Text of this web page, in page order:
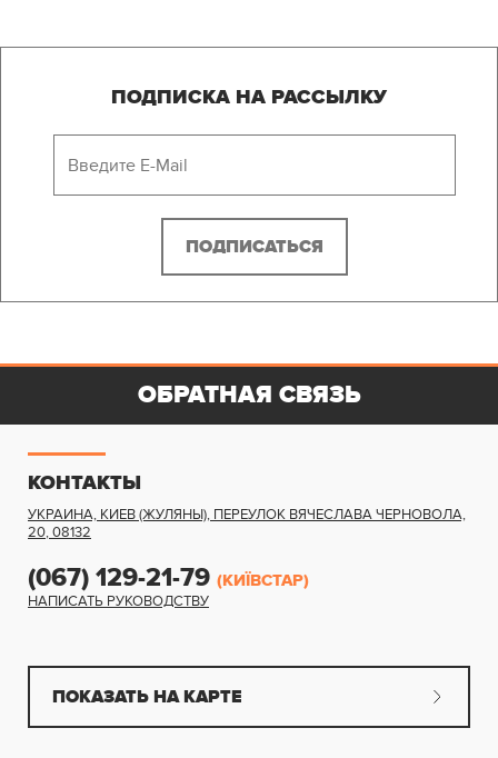
ПОДПИСКА НА РАССЫЛКУ
КОНТАКТЫ
УКРАИНА, КИЕВ (ЖУЛЯНЫ), ПЕРЕУЛОК ВЯЧЕСЛАВА ЧЕРНОВОЛА,
20,08132
(067) 129-21-79 (КИЇВСТАР)
НАПИСАТЬ РУКОВОДСТВУ
ПОКАЗАТЬ НА КАРТЕ
ОБРАТНАЯ СВЯЗЬ